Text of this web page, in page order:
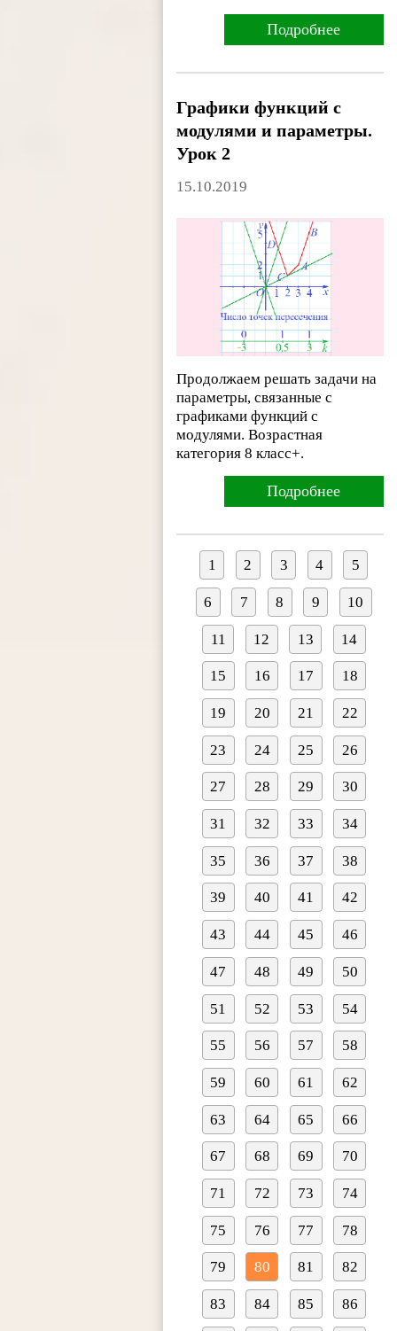
Подробнее
Графики функций с
модулями и параметры.
Урок 2
15.10.2019
Продолжаем решать задачи на
параметры, связанные с
графиками функций с
модулями. Возрастная
категория 8 класс+.
Подробнее
1 2 3 4 5
6 7 8 9 10
11 12 13 14
15 16 17 18
19 20 21 22
23 24 25 26
27 28 29 30
31 32 33 34
35 36 37 38
39 40 41 42
43 44 45 46
47 48 49 50
51 52 53 54
55 56 57 58
59 60 61 62
63 64 65 66
67 68 69 70
71 72 73 74
75 76 77 78
79 80 81 82
83 84 85 86